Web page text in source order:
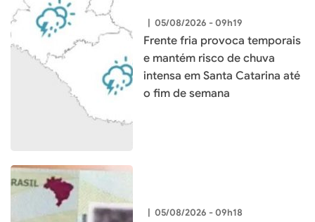
| 05/08/2026 - 09h19
Frente fria provoca temporais
e mantém risco de chuva
intensa em Santa Catarina até
o fim de semana
| 05/08/2026 - 09h18